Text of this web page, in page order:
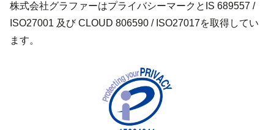
株式会社グラファーはプライバシーマークとIS 689557 /
ISO27001 及び CLOUD 806590 / ISO27017を取得してい
ます。